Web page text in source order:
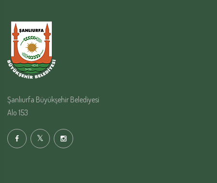
Şanlıurfa Büyükşehir Belediyesi
Alo 153